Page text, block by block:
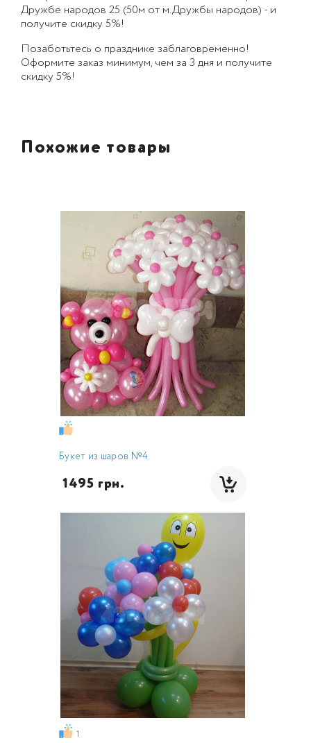
Дружбе народов 25 (50м от м.Дружбы народов) - и
получите скидку 5%!
Позаботьтесь о празднике заблаговременно!
Оформите заказ минимум, чем за 3 дня и получите
скидку 5%!
Похожие товары
Букет из шаров №4
1495 грн.
1